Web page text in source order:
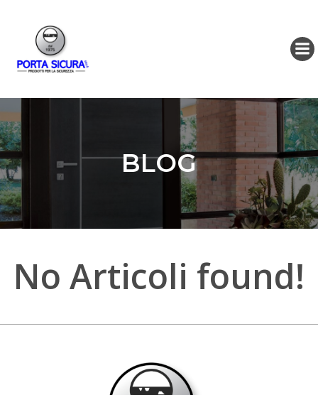
BLOG
No Articoli found!